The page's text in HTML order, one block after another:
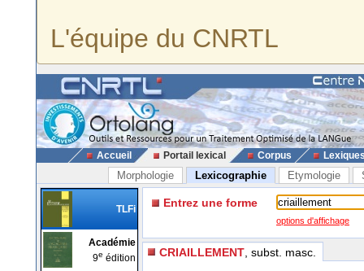
L'équipe du CNRTL
Accueil Portail lexical Corpus
Morphologie Lexicographie Etymologie
TLFi
Académie
9e édition
Entrez une forme
options d'affichage
CRIAILLEMENT , subst. masc.